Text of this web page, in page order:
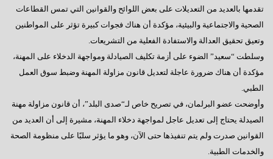
تقدمها بالعديد من التعديلات على بعض اللوائح والقوانين التي تمس القطاعات
الصحية والاجتماعية والبيئية، مؤكدة أن هناك فجوات كبيرة تؤثر على المواطنين
وتعيق تحقيق العدالة والاستفادة الفعلية من التشريعات.
وسلطت “سعيد” الضوء على أزمة تكليف الصيادلة ومواجهة الدخلاء على المهنة،
مؤكدة أن هناك ضرورة عاجلة لتعديل قانون مزاولة المهنة وضبط سوق العمل
الطبي.
وأوضحت عضو البرلمان، في تصريح خاص لـ“صدى البلد”، أن قانون مزاولة مهنة
الصيدلة يحتاج إلى تعديل عاجل لمواجهة دخلاء المهنة، مشيرة إلى أن العديد من
القوانين صدرت ولم يتم تنفيذها حتى الآن، وهو ما يؤثر سلبًا على منظومة الصحة
والخدمات الطبية.